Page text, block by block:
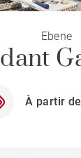
Ebene
À partir